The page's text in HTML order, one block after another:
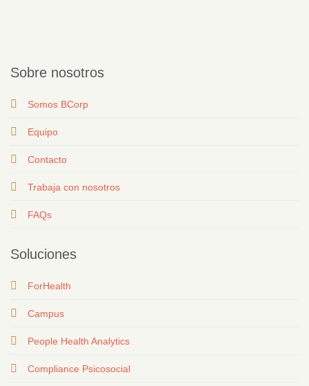
Sobre nosotros
Somos BCorp
Equipo
Contacto
Trabaja con nosotros
FAQs
Soluciones
ForHealth
Campus
People Health Analytics
Compliance Psicosocial